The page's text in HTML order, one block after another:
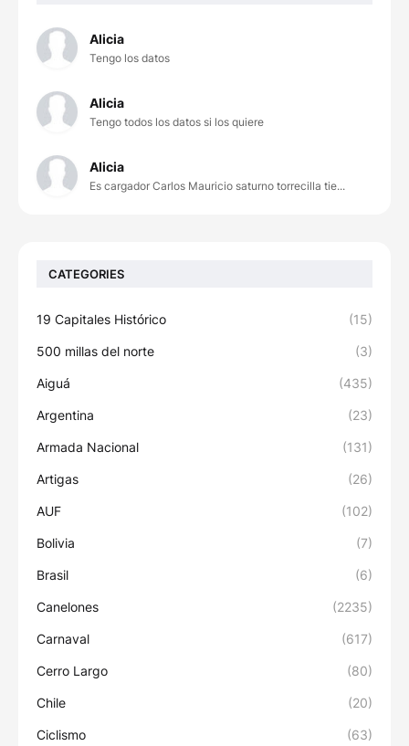
Alicia
Tengo los datos
Alicia
Tengo todos los datos si los quiere
Alicia
Es cargador Carlos Mauricio saturno torrecilla tie...
CATEGORIES
19 Capitales Histórico (15)
500 millas del norte (3)
Aiguá (435)
Argentina (23)
Armada Nacional (131)
Artigas (26)
AUF (102)
Bolivia (7)
Brasil (6)
Canelones (2235)
Carnaval (617)
Cerro Largo (80)
Chile (20)
Ciclismo (63)